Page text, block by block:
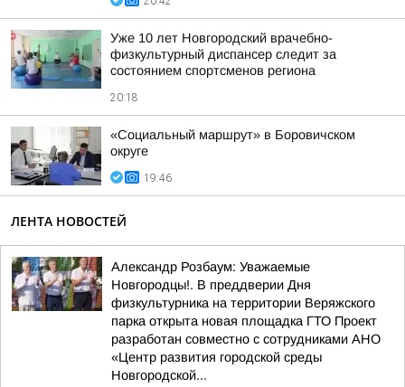
Уже 10 лет Новгородский врачебно-
физкультурный диспансер следит за
состоянием спортсменов региона
20:18
«Социальный маршрут» в Боровичском
округе
19:46
ЛЕНТА НОВОСТЕЙ
Александр Розбаум: Уважаемые
Новгородцы!. В преддверии Дня
физкультурника на территории Веряжского
парка открыта новая площадка ГТО Проект
разработан совместно с сотрудниками АНО
«Центр развития городской среды
Новгородской...